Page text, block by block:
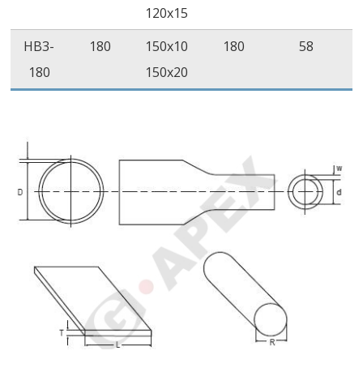
ความไวไฟ
ไม่มีการเผา
ไหม้
C37.2
ค่าคงที่ไดอิเล็ก
ตริก
-
120x15
HB3-
180
180
150x10
150x20
180 58